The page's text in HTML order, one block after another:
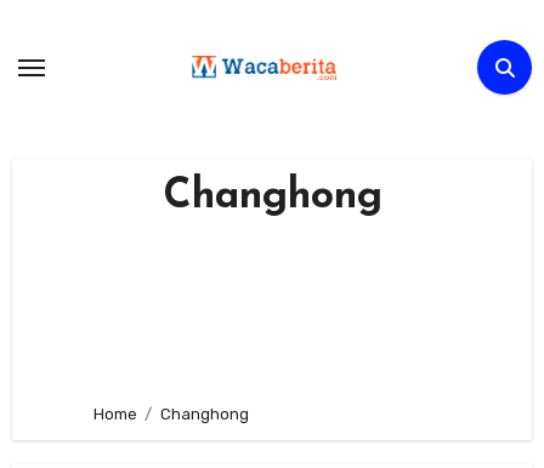
content
Changhong
Home Changhong